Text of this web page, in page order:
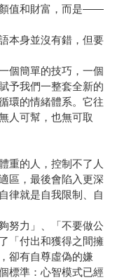
顏值和財富，而是——
本身並沒有錯，但要
個簡單的技巧，一個
予我們一整套全新的
環的情緒體系。它往
人可幫，也無可取
重的人，控制不了人
區，最後會陷入更深
律就是自我限制、自
努力」、「不要做公
「付出和獲得之間擁
卻有自尊虛偽的嫌
標準：心智模式已經